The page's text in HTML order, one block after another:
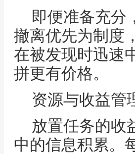
即便准备充分
撤离优先为制度
在被发现时迅速
拼更有价格。
资源与收益管
放置任务的收
中的信息积累。